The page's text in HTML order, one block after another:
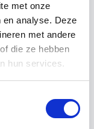
met onze
analyse. Deze
met andere
die ze hebben
hun services.